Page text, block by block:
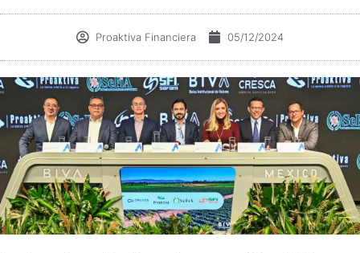
Proaktiva Financiera 05/12/2024